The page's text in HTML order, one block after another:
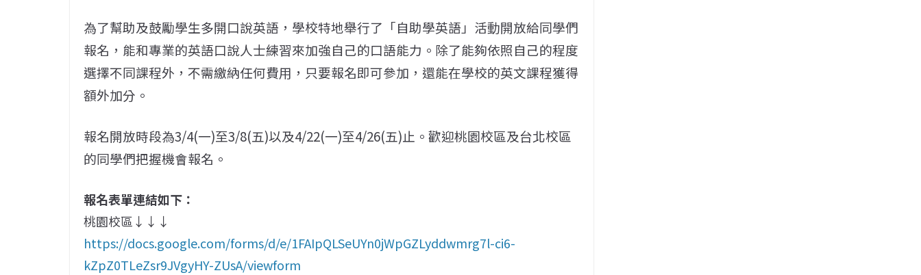
為了幫助及鼓勵學生多開口說英語，學校特地舉行了「自助學英語」活動開放給同學們
報名，能和專業的英語口說人士練習來加強自己的口語能力。除了能夠依照自己的程度
選擇不同課程外，不需繳納任何費用，只要報名即可參加，還能在學校的英文課程獲得
額外加分。
報名開放時段為3/4(一)至3/8(五)以及4/22(一)至4/26(五)止。歡迎桃園校區及台北校區
的同學們把握機會報名。
報名表單連結如下：
桃園校區↓↓↓
https://docs.google.com/forms/d/e/1FAIpQLSeUYn0jWpGZLyddwmrg7l-ci6-
kZpZ0TLeZsr9JVgyHY-ZUsA/viewform